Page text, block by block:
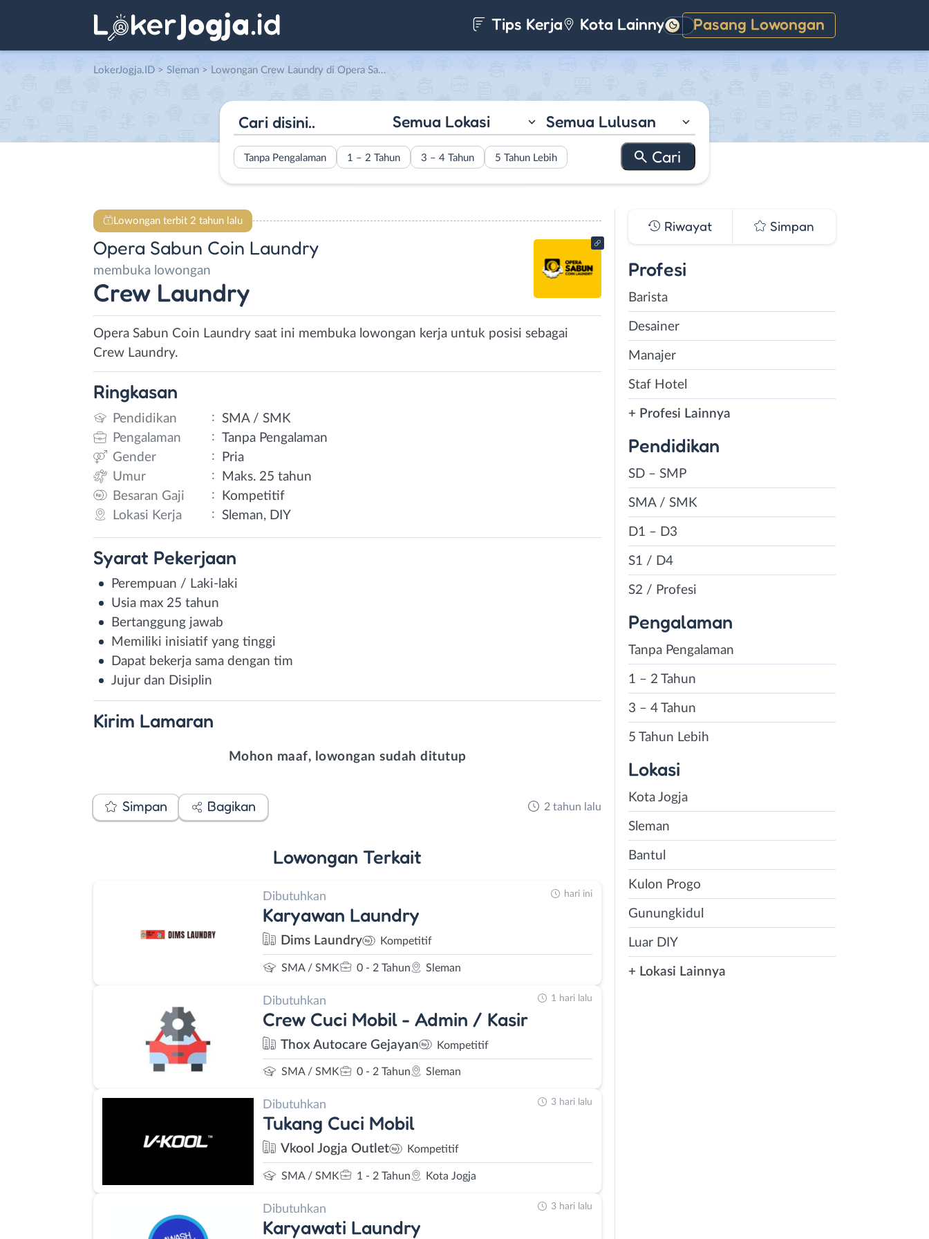
Tips Kerja Kota Lainnya Pasang Lowongan
Gelap
LokerJogja.ID > Sleman > Lowongan Crew Laundry di Opera Sabun Coin Laundry
Semua Lokasi Semua Lulusan
Tanpa Pengalaman 1 – 2 Tahun 3 – 4 Tahun 5 Tahun Lebih
Lowongan terbit 2 tahun lalu
Opera Sabun Coin Laundry
membuka lowongan
Crew Laundry
Opera Sabun Coin Laundry saat ini membuka lowongan kerja untuk posisi sebagai
Crew Laundry.
Ringkasan
Pendidikan : SMA / SMK
Pengalaman
: Tanpa Pengalaman
Gender
:
Pria
Umur
:
Maks. 25 tahun
Besaran Gaji
:
Kompetitif
Lokasi Kerja
: Sleman, DIY
Syarat Pekerjaan
Perempuan / Laki-laki
Usia max 25 tahun
Bertanggung jawab
Memiliki inisiatif yang tinggi
Dapat bekerja sama dengan tim
Jujur dan Disiplin
Kirim Lamaran
Mohon maaf, lowongan sudah ditutup
Simpan Bagikan 2 tahun lalu
Lowongan Terkait
Dibutuhkan
Karyawan Laundry
Dims Laundry Kompetitif
SMA / SMK 0 - 2 Tahun Sleman
hari ini
Dibutuhkan
Crew Cuci Mobil - Admin / Kasir
Thox Autocare Gejayan Kompetitif
SMA / SMK 0 - 2 Tahun Sleman
1 hari lalu
Dibutuhkan
Tukang Cuci Mobil
Vkool Jogja Outlet Kompetitif
SMA / SMK 1 - 2 Tahun Kota Jogja
3 hari lalu
Dibutuhkan
Karyawati Laundry
3 hari lalu
Riwayat Simpan
Profesi
Barista
Desainer
Manajer
Staf Hotel
+ Profesi Lainnya
Pendidikan
SD – SMP
SMA / SMK
D1 – D3
S1 / D4
S2 / Profesi
Pengalaman
Tanpa Pengalaman
1 – 2 Tahun
3 – 4 Tahun
5 Tahun Lebih
Lokasi
Kota Jogja
Sleman
Bantul
Kulon Progo
Gunungkidul
Luar DIY
+ Lokasi Lainnya